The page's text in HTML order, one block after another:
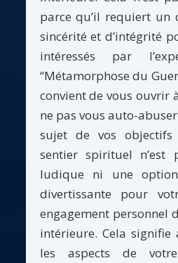
parce qu’il requiert un
sincérité et d’intégrité
intéressés par
“Métamorphose du
convient de vous ouvrir
ne pas vous auto-
sujet de vos
sentier spirituel n’est
ludique ni une
divertissante pour
engagement personnel
intérieure. Cela signifie
les aspects de